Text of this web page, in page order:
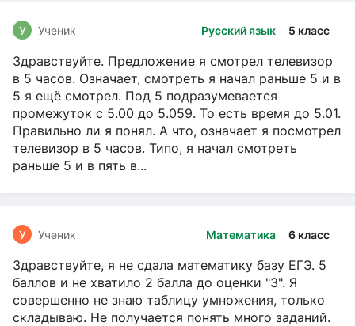
Русский язык 5 класс
У Ученик
Здравствуйте. Предложение я смотрел телевизор
в 5 часов. Означает, смотреть я начал раньше 5 и в
5 я ещё смотрел. Под 5 подразумевается
промежуток с 5.00 до 5.059. То есть время до 5.01.
Правильно ли я понял. А что, означает я посмотрел
телевизор в 5 часов. Типо, я начал смотреть
раньше 5 и в пять в...
Математика 6 класс
У Ученик
Здравствуйте, я не сдала математику базу ЕГЭ. 5
баллов и не хватило 2 балла до оценки "3". Я
совершенно не знаю таблицу умножения, только
складываю. Не получается понять много заданий.